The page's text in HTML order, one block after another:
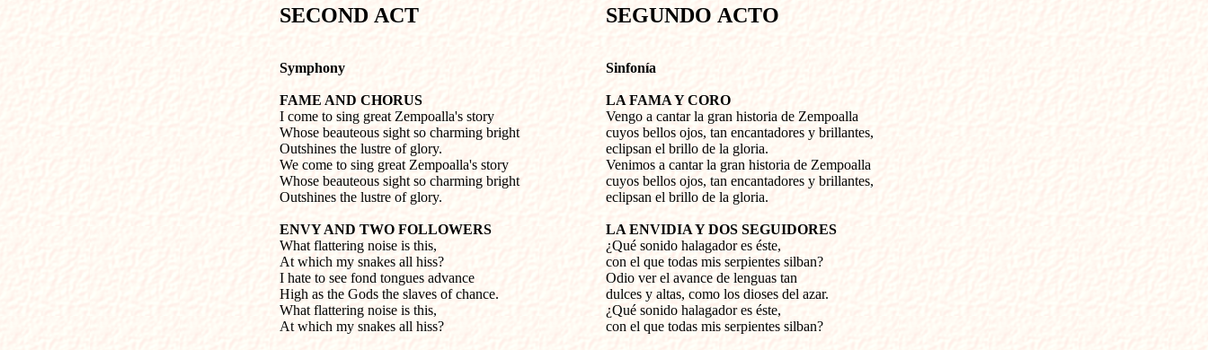
SECOND ACT
Symphony
FAME AND CHORUS
I come to sing great Zempoalla's story
Whose beauteous sight so charming bright
Outshines the lustre of glory.
We come to sing great Zempoalla's story
Whose beauteous sight so charming bright
Outshines the lustre of glory.
ENVY AND TWO FOLLOWERS
What flattering noise is this,
At which my snakes all hiss?
I hate to see fond tongues advance
High as the Gods the slaves of chance.
What flattering noise is this,
At which my snakes all hiss?
SEGUNDO ACTO
Sinfonía
LA FAMA Y CORO
Vengo a cantar la gran historia de Zempoalla
cuyos bellos ojos, tan encantadores y brillantes,
eclipsan el brillo de la gloria.
Venimos a cantar la gran historia de Zempoalla
cuyos bellos ojos, tan encantadores y brillantes,
eclipsan el brillo de la gloria.
LA ENVIDIA Y DOS SEGUIDORES
¿Qué sonido halagador es éste,
con el que todas mis serpientes silban?
Odio ver el avance de lenguas tan
dulces y altas, como los dioses del azar.
¿Qué sonido halagador es éste,
con el que todas mis serpientes silban?